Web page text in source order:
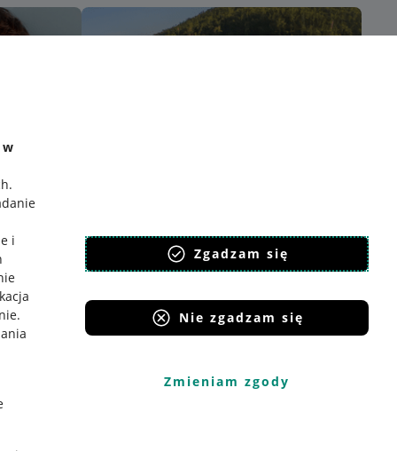
w
.
i
.
Zgadzam się
Nie zgadzam się
Zmieniam zgody